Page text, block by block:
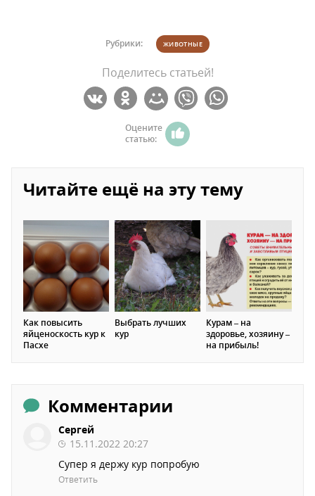
Рубрики: ЖИВОТНЫЕ
Поделитесь статьей!
Оцените
статью:
Читайте ещё на эту тему
Как повысить
яйценоскость кур к
Пасхе
Выбрать лучших
кур
Курам – на
здоровье, хозяину –
на прибыль!
Комментарии
Сергей
15.11.2022 20:27
Супер я держу кур попробую
Ответить